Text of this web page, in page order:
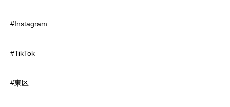
#Instagram
#TikTok
#東区